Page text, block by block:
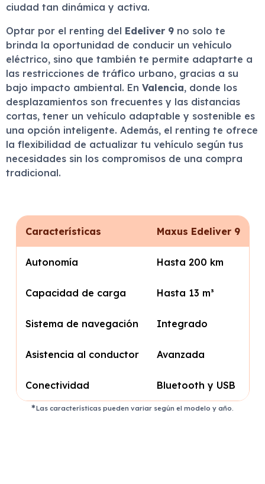
ciudad tan dinámica y activa.
Optar por el renting del Edeliver 9 no solo te
brinda la oportunidad de conducir un vehículo
eléctrico, sino que también te permite adaptarte a
las restricciones de tráfico urbano, gracias a su
bajo impacto ambiental. En Valencia, donde los
desplazamientos son frecuentes y las distancias
cortas, tener un vehículo adaptable y sostenible es
una opción inteligente. Además, el renting te ofrece
la flexibilidad de actualizar tu vehículo según tus
necesidades sin los compromisos de una compra
tradicional.
Características Maxus Edeliver 9
Autonomía Hasta 200 km
Capacidad de carga Hasta 13 m³
Sistema de navegación Integrado
Asistencia al conductor Avanzada
Conectividad Bluetooth y USB
Las características pueden variar según el modelo y año.